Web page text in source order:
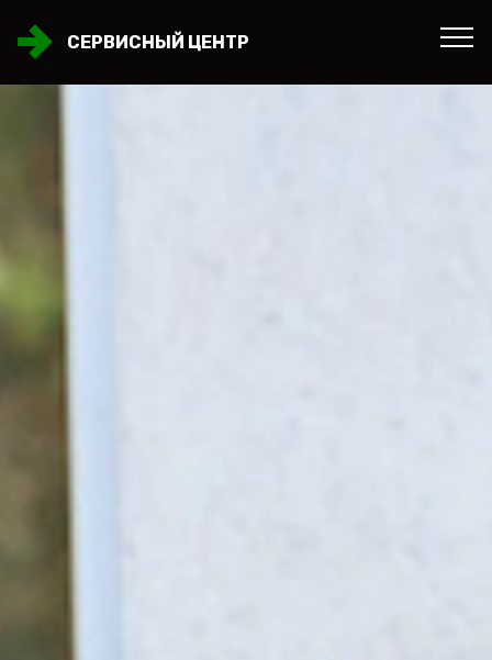
СЕРВИСНЫЙ ЦЕНТР